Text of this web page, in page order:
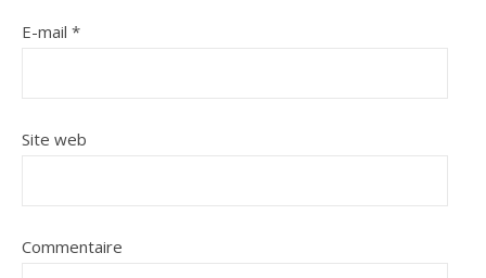
E-mail *
Site web
Commentaire